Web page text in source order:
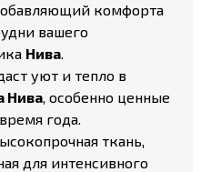
комфорта
вашего
Нива.
уют и тепло в
Нива, особенно ценные
года.
ткань,
для интенсивного